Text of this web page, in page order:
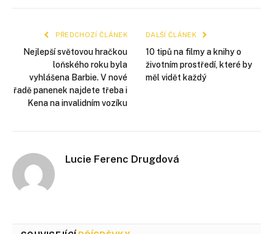
PŘEDCHOZÍ ČLÁNEK
Nejlepší světovou hračkou
loňského roku byla
vyhlášena Barbie. V nové
řadě panenek najdete třeba i
Kena na invalidním vozíku
DALŠÍ ČLÁNEK
10 tipů na filmy a knihy o
životním prostředí, které by
měl vidět každý
Lucie Ferenc Drugdová